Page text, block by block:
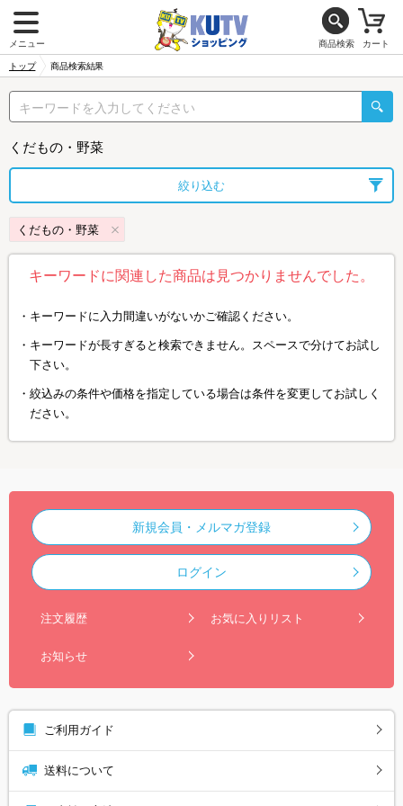
メニュー 商品検索 カート
トップ 商品検索結果
くだもの・野菜
絞り込む
くだもの・野菜
キーワードに関連した商品は見つかりませんでした。
キーワードに入力間違いがないかご確認ください。
キーワードが長すぎると検索できません。スペースで分けてお試し
下さい。
絞込みの条件や価格を指定している場合は条件を変更してお試しく
ださい。
新規会員・メルマガ登録
ログイン
注文履歴 お気に入りリスト
お知らせ
ご利用ガイド
送料について